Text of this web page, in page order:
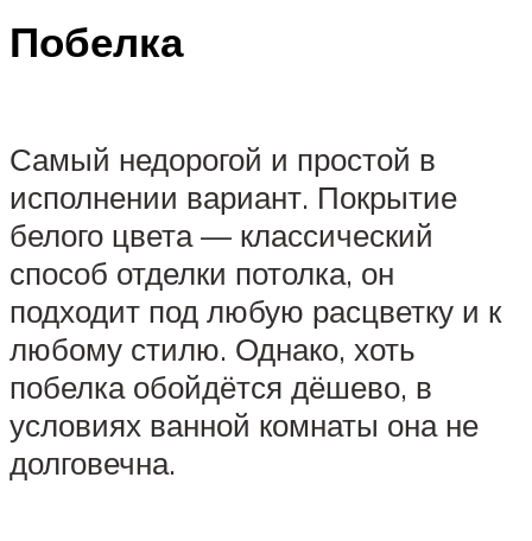
Побелка
Самый недорогой и простой в
исполнении вариант. Покрытие
белого цвета — классический
способ отделки потолка, он
подходит под любую расцветку и к
любому стилю. Однако, хоть
побелка обойдётся дёшево, в
условиях ванной комнаты она не
долговечна.